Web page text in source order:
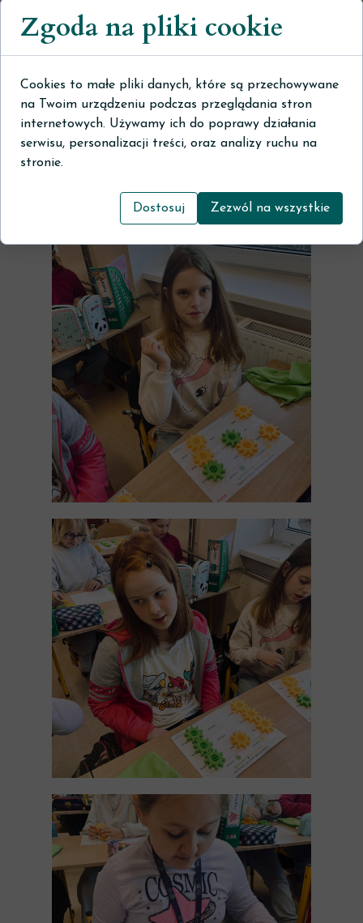
Zgoda na pliki cookie
Cookies to małe pliki danych, które są przechowywane
na Twoim urządzeniu podczas przeglądania stron
internetowych. Używamy ich do poprawy działania
serwisu, personalizacji treści, oraz analizy ruchu na
stronie.
Dostosuj Zezwól na wszystkie